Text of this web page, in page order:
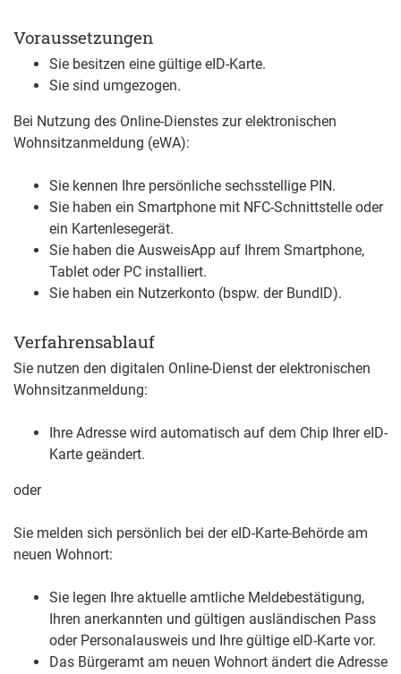
Voraussetzungen
Sie besitzen eine gültige eID-Karte.
Sie sind umgezogen.
Bei Nutzung des Online-Dienstes zur elektronischen
Wohnsitzanmeldung (eWA):
Sie kennen Ihre persönliche sechsstellige PIN.
Sie haben ein Smartphone mit NFC-Schnittstelle oder
ein Kartenlesegerät.
Sie haben die AusweisApp auf Ihrem Smartphone,
Tablet oder PC installiert.
Sie haben ein Nutzerkonto (bspw. der BundID).
Verfahrensablauf
Sie nutzen den digitalen Online-Dienst der elektronischen
Wohnsitzanmeldung:
Ihre Adresse wird automatisch auf dem Chip Ihrer eID-
Karte geändert.
oder
Sie melden sich persönlich bei der eID-Karte-Behörde am
neuen Wohnort:
Sie legen Ihre aktuelle amtliche Meldebestätigung,
Ihren anerkannten und gültigen ausländischen Pass
oder Personalausweis und Ihre gültige eID-Karte vor.
Das Bürgeramt am neuen Wohnort ändert die Adresse